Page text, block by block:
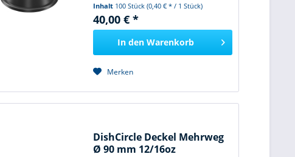
zum Einwegmüll! Zu 100%
recycelbar und natürlich BPA-frei.
Für die
(Industrie-)Spülmaschine...
Inhalt 100 Stück(0,40 € * / 1 Stück)
40,00 € *
In den Warenkorb
Merken
DishCircle Deckel Mehrweg
Ø 90 mm 12/16oz